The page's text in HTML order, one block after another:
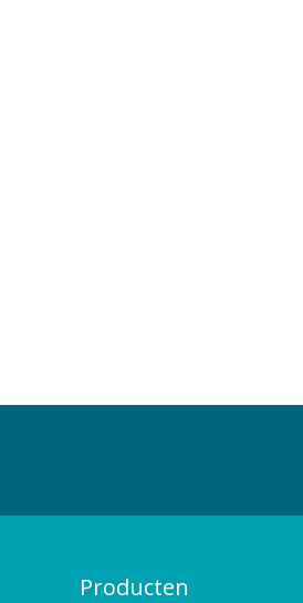
Producten